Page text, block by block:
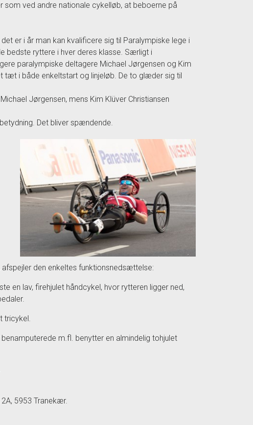
ved andre nationale cykelløb, at beboerne på
er i år man kan kvalificere sig til Paralympiske lege i
bedste ryttere i hver deres klasse. Særligt i
paralympiske deltagere Michael Jørgensen og Kim
tæt i både enkeltstart og linjeløb. De to glæder sig til
Jørgensen, mens Kim Klüver Christiansen
Det bliver spændende.
den enkeltes funktionsnedsættelse:
en lav, firehjulet håndcykel, hvor rytteren ligger ned,
tricykel.
m.fl. benytter en almindelig tohjulet
5953 Tranekær.